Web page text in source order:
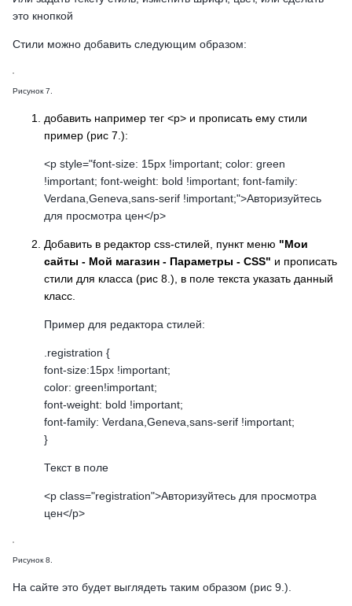
это кнопкой
Стили можно добавить следующим образом:
Рисунок 7.
добавить например тег <p> и прописать ему стили
пример (рис 7.):
<p style="font-size: 15px !important; color: green
!important; font-weight: bold !important; font-family:
Verdana,Geneva,sans-serif !important;">Авторизуйтесь
для просмотра цен</p>
Добавить в редактор css-стилей, пункт меню "Мои
сайты - Мой магазин - Параметры - CSS" и прописать
стили для класса (рис 8.), в поле текста указать данный
класс.
Пример для редактора стилей:
.registration {
font-size:15px !important;
color: green!important;
font-weight: bold !important;
font-family: Verdana,Geneva,sans-serif !important;
}
Текст в поле
<p class="registration">Авторизуйтесь для просмотра
цен</p>
Рисунок 8.
На сайте это будет выглядеть таким образом (рис 9.).